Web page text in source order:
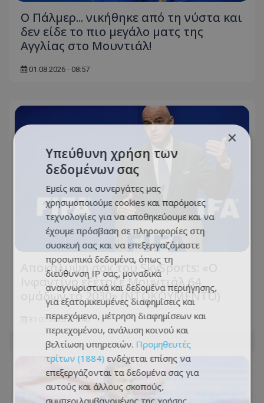
Ο Πάλμερ... νικήθηκε από τη νύστα και
δεν είδε το πιο μεγάλο ματς της
Αγγλίας στο Μουντιάλ!
01.08.2026 - 08:57
Αποκάλυψη σοκ του SkySports: «O
Ινφαντίνο εξέταζε Μουντιάλ 64
ομάδων το 2030» (ΝΤΟΚΟΥΜΕΝΤΟ)
31.07.2026 - 15:40
×
Υπεύθυνη χρήση των
δεδομένων σας
Εμείς και οι συνεργάτες μας
χρησιμοποιούμε cookies και παρόμοιες
τεχνολογίες για να αποθηκεύουμε και να
έχουμε πρόσβαση σε πληροφορίες στη
συσκευή σας και να επεξεργαζόμαστε
προσωπικά δεδομένα, όπως τη
διεύθυνση IP σας, μοναδικά
αναγνωριστικά και δεδομένα περιήγησης,
για εξατομικευμένες διαφημίσεις και
περιεχόμενο, μέτρηση διαφημίσεων και
περιεχομένου, ανάλυση κοινού και
βελτίωση υπηρεσιών. Προμηθευτές
τρίτων (1884) ενδέχεται επίσης να
επεξεργάζονται τα δεδομένα σας για
αυτούς και άλλους σκοπούς,
συμπεριλαμβανομένης της χρήσης